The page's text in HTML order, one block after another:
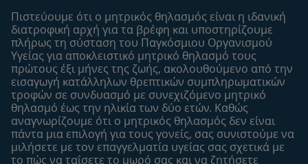
Συχνές ερωτήσεις
Αναζήτηση
Επικοινώνησε μαζί μας
Σχετικά με εμάς
Η σελίδα μου
Το προφίλ μου
Είσοδος/Εγγραφή
Προϊόντα
Εύρεση προϊόντος
Οι μάρκες μου
Εύρεση καταστήματος
Πιστεύουμε ότι ο μητρικός θηλασμός είναι η ιδανική
διατροφική αρχή για τα βρέφη και υποστηρίζουμε
πλήρως τη σύσταση του Παγκόσμιου Οργανισμού
Υγείας για αποκλειστικό μητρικό θηλασμό τους
πρώτους έξι μήνες της ζωής, ακολουθούμενo από την
εισαγωγή κατάλληλων θρεπτικών συμπληρωματικών
τροφών σε συνδυασμό με συνεχιζόμενο μητρικό
θηλασμό έως την ηλικία των δύο ετών. Καθώς
αναγνωρίζουμε ότι ο μητρικός θηλασμός δεν είναι
πάντα μια επιλογή για τους γονείς, σας συνιστούμε να
μιλήσετε με τον επαγγελματία υγείας σας σχετικά με
το πώς να ταΐσετε το μωρό σας και να ζητήσετε